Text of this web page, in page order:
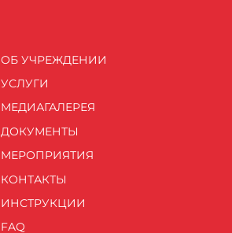
ОБ УЧРЕЖДЕНИИ
УСЛУГИ
МЕДИАГАЛЕРЕЯ
ДОКУМЕНТЫ
МЕРОПРИЯТИЯ
КОНТАКТЫ
ИНСТРУКЦИИ
FAQ